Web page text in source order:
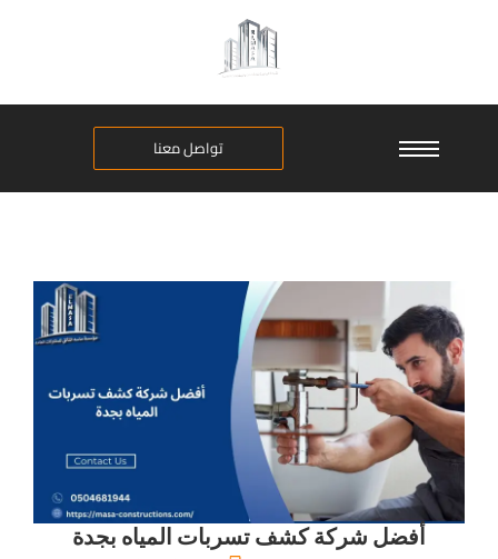
تواصل معنا
أفضل شركة كشف تسربات المياه بجدة